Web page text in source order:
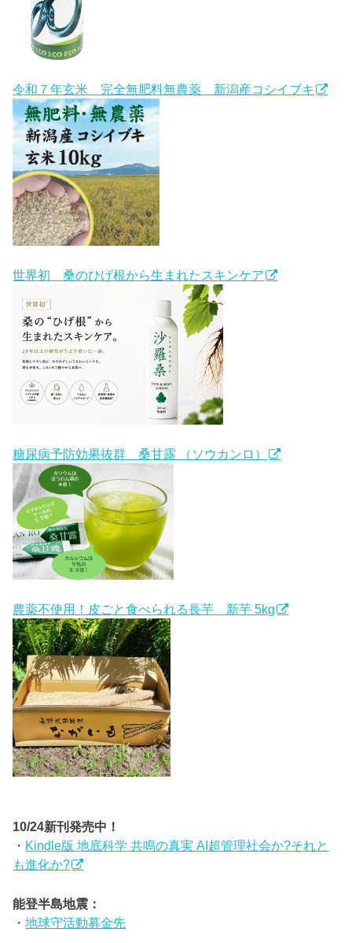
令和７年玄米 完全無肥料無農薬 新潟産コシイブキ
世界初 桑のひげ根から生まれたスキンケア
糖尿病予防効果抜群 桑甘露 （ソウカンロ）
農薬不使用！皮ごと食べられる長芋 新芋 5kg
10/24新刊発売中！
・ Kindle版 地底科学 共鳴の真実 AI超管理社会か?それと
も進化か?
能登半島地震：
・地球守活動募金先